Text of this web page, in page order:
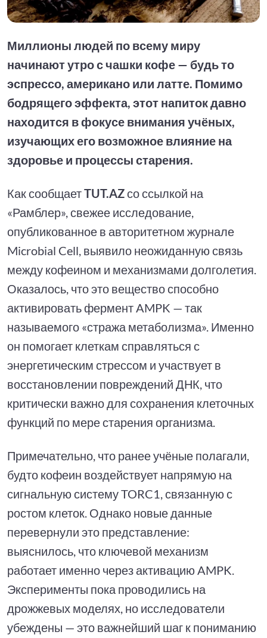
Миллионы людей по всему миру
начинают утро с чашки кофе — будь то
эспрессо, американо или латте. Помимо
бодрящего эффекта, этот напиток давно
находится в фокусе внимания учёных,
изучающих его возможное влияние на
здоровье и процессы старения.
Как сообщаетTUT.AZсо ссылкой на
«Рамблер», свежее исследование,
опубликованное в авторитетном журнале
Microbial Cell, выявило неожиданную связь
между кофеином и механизмами долголетия.
Оказалось, что это вещество способно
активировать фермент AMPK — так
называемого «стража метаболизма». Именно
он помогает клеткам справляться с
энергетическим стрессом и участвует в
восстановлении повреждений ДНК, что
критически важно для сохранения клеточных
функций по мере старения организма.
Примечательно, что ранее учёные полагали,
будто кофеин воздействует напрямую на
сигнальную систему TORC1, связанную с
ростом клеток. Однако новые данные
перевернули это представление:
выяснилось, что ключевой механизм
работает именно через активацию AMPK.
Эксперименты пока проводились на
дрожжевых моделях, но исследователи
убеждены — это важнейший шаг к пониманию